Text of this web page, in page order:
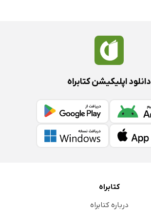
دانلود اپلیکیشن کتابراه
کتابراه
درباره کتابراه